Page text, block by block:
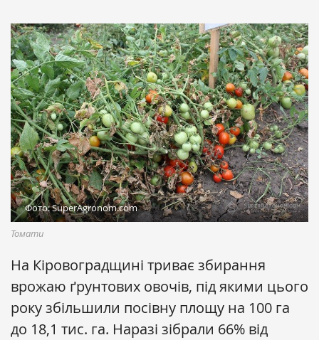
Фото: SuperAgronom.com
Томати
На Кіровоградщині триває збирання
врожаю ґрунтових овочів, під якими цього
року збільшили посівну площу на 100 га
до 18,1 тис. га. Наразі зібрали 66% від